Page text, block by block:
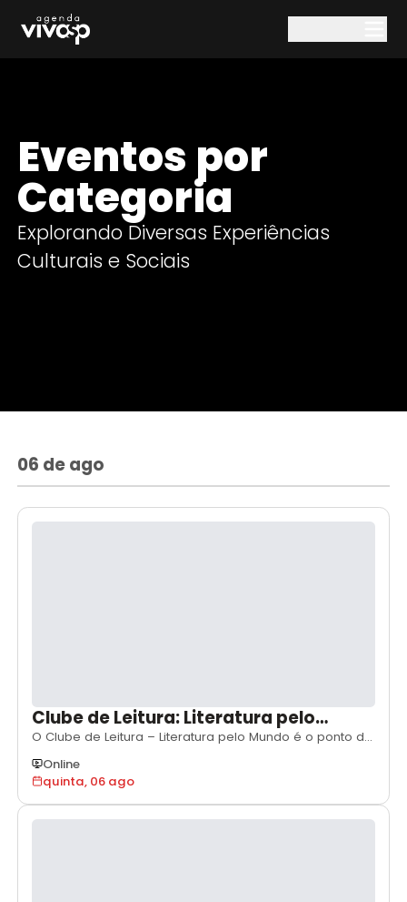
Eventos por
Categoria
Explorando Diversas Experiências
Culturais e Sociais
06 de ago
Clube de Leitura: Literatura pelo
Mundo | Livro: 23 minutos, de Waldson
Souza (Brasil) | Agosto
O Clube de Leitura – Literatura pelo Mundo é o ponto de
lugar, mas sempre acompanhado de um bom livro. O
objetivo aqui é conhecer e celebrar a diversidade da
literatura produzida em diferentes países pelo mundo,
tudo isso a partir de uma curadoria
Online
quinta, 06 ago